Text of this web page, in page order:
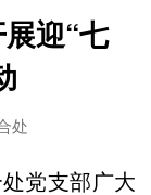
迎“七
处
党支部广大